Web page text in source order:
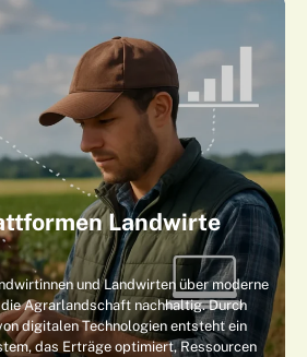
Landwirte
und Landwirten über moderne
Agrarlandschaft nachhaltig. Durch
digitalen Technologien entsteht ein
das Erträge optimiert, Ressourcen